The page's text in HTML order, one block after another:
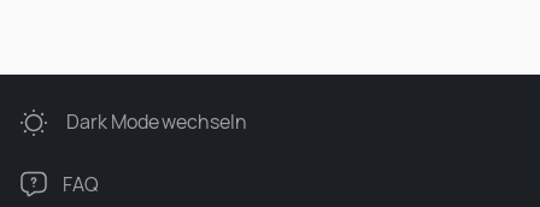
Dark Modewechseln
FAQ